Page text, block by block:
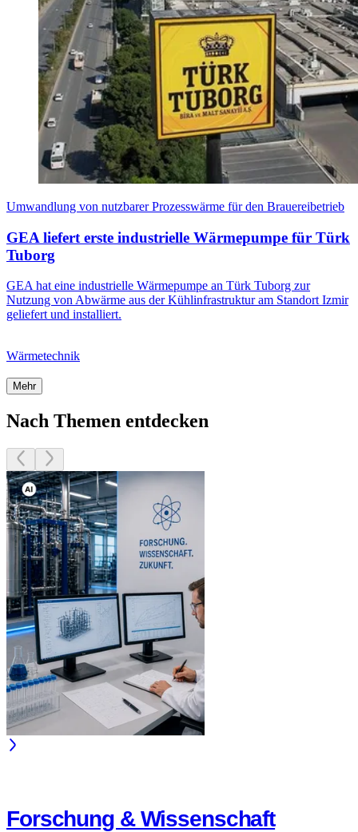
Umwandlung von nutzbarer Prozesswärme für den Brauereibetrieb
GEA liefert erste industrielle Wärmepumpe für Türk
Tuborg
GEA hat eine industrielle Wärmepumpe an Türk Tuborg zur
Nutzung von Abwärme aus der Kühlinfrastruktur am Standort Izmir
geliefert und installiert.
Wärmetechnik
Mehr
Nach Themen entdecken
Forschung & Wissenschaft